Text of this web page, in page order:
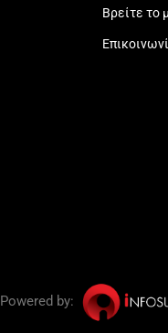
Βρείτε το
Powered by: